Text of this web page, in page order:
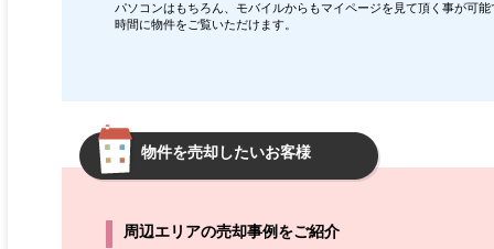
パソコンはもちろん、モバイルからもマイページを見て頂く事が可
時間に物件をご覧いただけます。
物件を売却したいお客様
周辺エリアの売却事例をご紹介